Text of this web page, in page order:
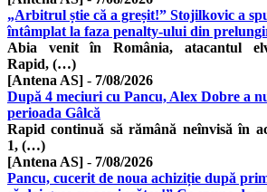
„Arbitrul știe că a greșit!” Stojilkovic a
întâmplat la faza penalty-ului din
Abia venit în România, atacantul
Rapid, (…)
[Antena AS] - 7/08/2026
După 4 meciuri cu Pancu, Alex Dobre a
perioada Gâlcă
Rapid continuă să rămână neînvisă în
1, (…)
[Antena AS] - 7/08/2026
Pancu, cucerit de noua achiziție după